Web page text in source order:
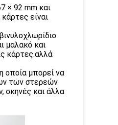
× 92 mm και
είναι
μαλακό και
κάρτες.αλλά
οποία μπορεί να
των στερεών
σκηνές και άλλα